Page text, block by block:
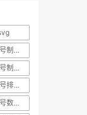
公众号制作、公众号模板
公众号制作，公众号排版、微信编辑器
公众号排版，公众号素材
公众号数据分析